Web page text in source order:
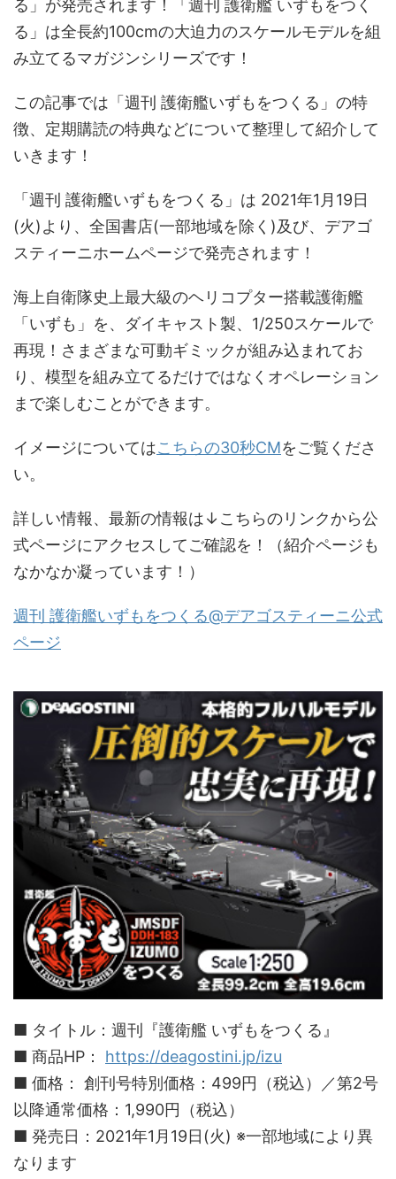
る」が発売されます！「週刊 護衛艦 いずもをつく
る」は全長約100cmの大迫力のスケールモデルを組
み立てるマガジンシリーズです！
この記事では「週刊 護衛艦いずもをつくる」の特
徴、定期購読の特典などについて整理して紹介して
いきます！
「週刊 護衛艦いずもをつくる」は 2021年1月19日
(火)より、全国書店(一部地域を除く)及び、デアゴ
スティーニホームページで発売されます！
海上自衛隊史上最大級のヘリコプター搭載護衛艦
「いずも」を、ダイキャスト製、1/250スケールで
再現！さまざまな可動ギミックが組み込まれてお
り、模型を組み立てるだけではなくオペレーション
まで楽しむことができます。
イメージについてはこちらの30秒CMをご覧くださ
い。
詳しい情報、最新の情報は↓こちらのリンクから公
式ページにアクセスしてご確認を！（紹介ページも
なかなか凝っています！）
週刊 護衛艦いずもをつくる@デアゴスティーニ公式
ページ
■ タイトル：週刊『護衛艦 いずもをつくる』
■ 商品HP： https://deagostini.jp/izu
■ 価格： 創刊号特別価格：499円（税込）／第2号
以降通常価格：1,990円（税込）
■ 発売日：2021年1月19日(火) ※一部地域により異
なります